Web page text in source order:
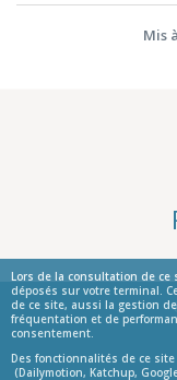
Lors de la consultation de ce
déposés sur votre terminal.
de ce site, aussi la gestion
fréquentation et de
consentement.
Des fonctionnalités de ce
(Dailymotion, Katchup,
Mis
Informations